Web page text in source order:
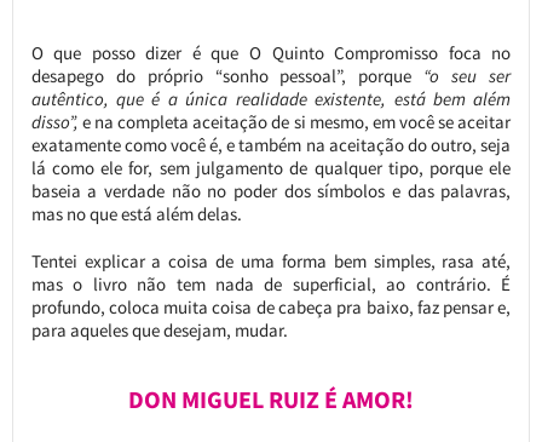
O que posso dizer é que O Quinto Compromisso foca no
desapego do próprio “sonho pessoal”, porque “o seu ser
autêntico, que é a única realidade existente, está bem além
disso”, e na completa aceitação de si mesmo, em você se aceitar
exatamente como você é, e também na aceitação do outro, seja
lá como ele for, sem julgamento de qualquer tipo, porque ele
baseia a verdade não no poder dos símbolos e das palavras,
mas no que está além delas.
Tentei explicar a coisa de uma forma bem simples, rasa até,
mas o livro não tem nada de superficial, ao contrário. É
profundo, coloca muita coisa de cabeça pra baixo, faz pensar e,
para aqueles que desejam, mudar.
DON MIGUEL RUIZ É AMOR!